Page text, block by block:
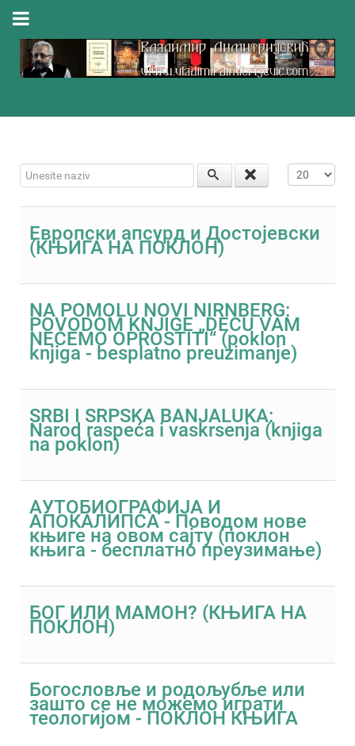
Unesite naziv Prikaz #
Eвропски апсурд и Достојевски
(КЊИГА НА ПОКЛОН)
NA POMOLU NOVI NIRNBERG:
POVODOM KNJIGE „DECU VAM
NEĆEMO OPROSTITI“ (poklon
knjiga - besplatno preuzimanje)
SRBI I SRPSKA BANJALUKA:
Narod raspeća i vaskrsenja (knjiga
na poklon)
АУТОБИОГРАФИЈА И
АПОКАЛИПСА - Поводом нове
књиге на овом сајту (поклон
књига - бесплатно преузимање)
БОГ ИЛИ МАМОН? (КЊИГА НА
ПОКЛОН)
Богословље и родољубље или
зашто се не можемо играти
теологијом - ПОКЛОН КЊИГА